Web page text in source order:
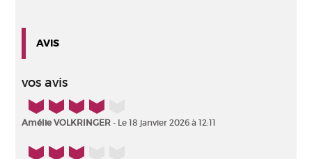
AVIS
vos avis
4/5
Amélie VOLKRINGER - Le 18 janvier 2026 à 12:11
3/5